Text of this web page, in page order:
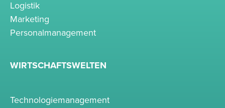
Logistik
Marketing
Personalmanagement
WIRTSCHAFTSWELTEN
Technologiemanagement